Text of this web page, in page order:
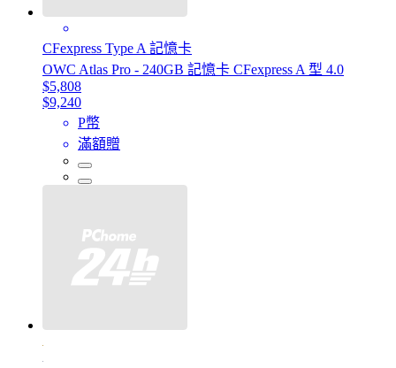
CFexpress Type A 記憶卡
OWC Atlas Pro - 240GB 記憶卡 CFexpress A 型 4.0
$5,808
$9,240
P幣
滿額贈